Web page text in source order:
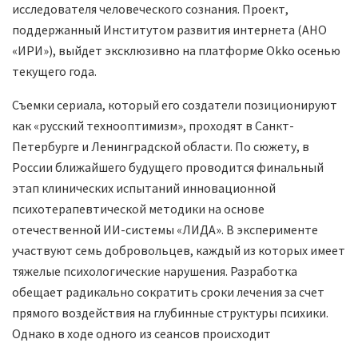
исследователя человеческого сознания. Проект,
поддержанный Институтом развития интернета (АНО
«ИРИ»), выйдет эксклюзивно на платформе Okko осенью
текущего года.
Съемки сериала, который его создатели позиционируют
как «русский технооптимизм», проходят в Санкт-
Петербурге и Ленинградской области. По сюжету, в
России ближайшего будущего проводится финальный
этап клинических испытаний инновационной
психотерапевтической методики на основе
отечественной ИИ-системы «ЛИДА». В эксперименте
участвуют семь добровольцев, каждый из которых имеет
тяжелые психологические нарушения. Разработка
обещает радикально сократить сроки лечения за счет
прямого воздействия на глубинные структуры психики.
Однако в ходе одного из сеансов происходит